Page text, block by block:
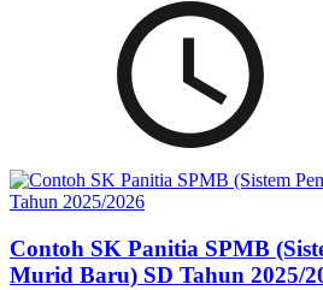
Contoh SK Panitia SPMB
Murid Baru) SD Tahun 2025/